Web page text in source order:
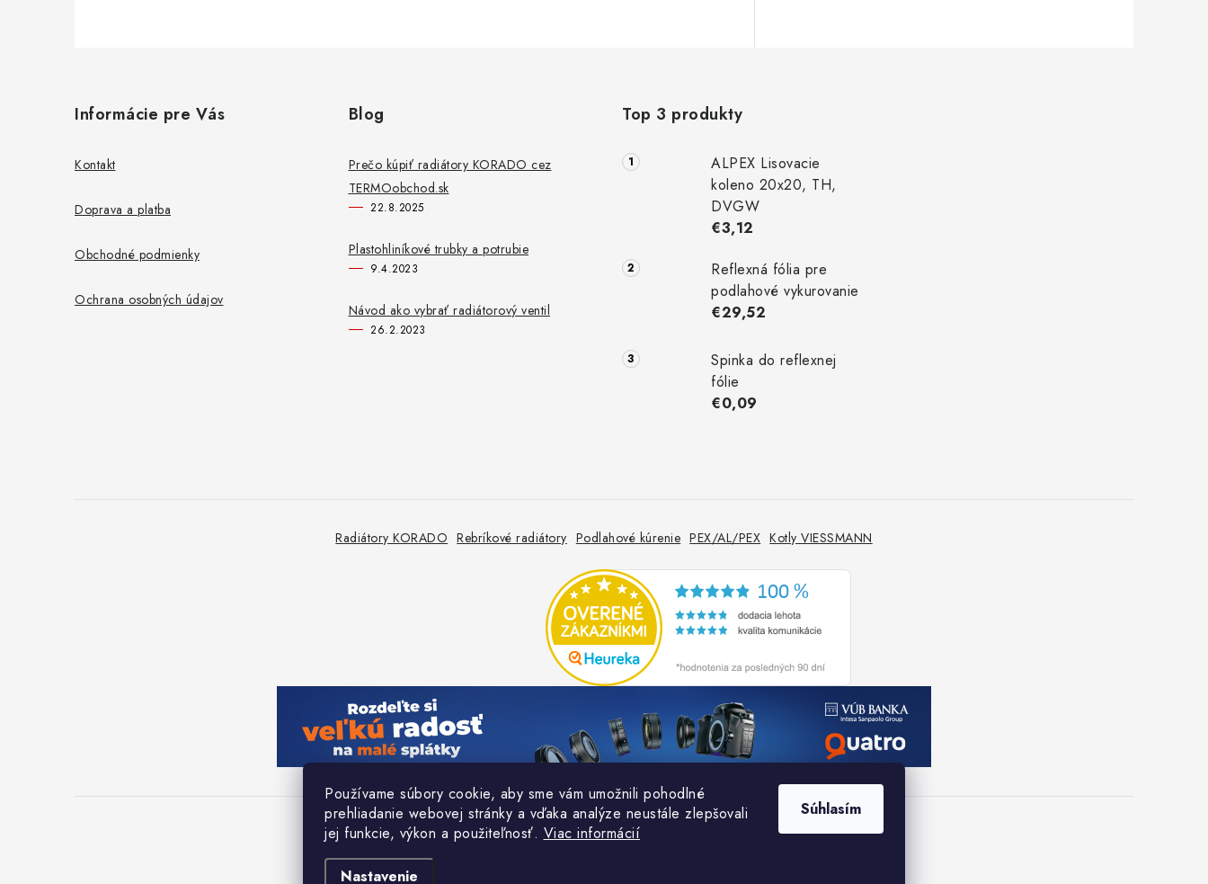
Používame súbory cookie, aby sme vám umožnili pohodlné
prehliadanie webovej stránky a vďaka analýze neustále zlepšovali
jej funkcie, výkon a použiteľnosť. Viac informácií
Nastavenie
Súhlasím
Informácie pre Vás
Kontakt
Doprava a platba
Obchodné podmienky
Ochrana osobných údajov
Blog
Prečo kúpiť radiátory KORADO cez
TERMOobchod.sk
22.8.2025
Plastohliníkové trubky a potrubie
9.4.2023
Návod ako vybrať radiátorový ventil
26.2.2023
Top 3 produkty
ALPEX Lisovacie
koleno 20x20, TH,
DVGW
€3,12
Reflexná fólia pre
podlahové vykurovanie
€29,52
Spinka do reflexnej
fólie
€0,09
Radiátory KORADO Rebríkové radiátory Podlahové kúrenie PEX/AL/PEX Kotly VIESSMANN
Copyright 2026TERMOobchod.sk. Všetky práva vyhradené.